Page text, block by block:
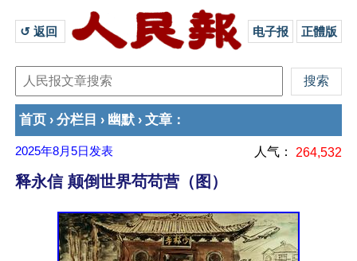
↺ 返回 电子报 正體版
首页 › 分栏目 › 幽默 › 文章 ：
2025年8月5日 发表 人气： 264,532
释永信 颠倒世界苟苟营（图）